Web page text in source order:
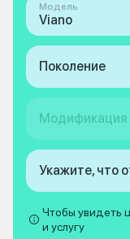
Модель
Viano
Поколение
Модификация
Укажите, что
Чтобы увидеть
и услугу